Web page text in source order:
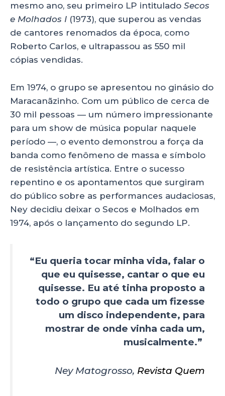
mesmo ano, seu primeiro LP intitulado Secos
e Molhados I (1973), que superou as vendas
de cantores renomados da época, como
Roberto Carlos, e ultrapassou as 550 mil
cópias vendidas.
Em 1974, o grupo se apresentou no ginásio do
Maracanãzinho. Com um público de cerca de
30 mil pessoas — um número impressionante
para um show de música popular naquele
período —, o evento demonstrou a força da
banda como fenômeno de massa e símbolo
de resistência artística. Entre o sucesso
repentino e os apontamentos que surgiram
do público sobre as performances audaciosas,
Ney decidiu deixar o Secos e Molhados em
1974, após o lançamento do segundo LP.
“Eu queria tocar minha vida, falar o
que eu quisesse, cantar o que eu
quisesse. Eu até tinha proposto a
todo o grupo que cada um fizesse
um disco independente, para
mostrar de onde vinha cada um,
musicalmente.”
Ney Matogrosso, Revista Quem